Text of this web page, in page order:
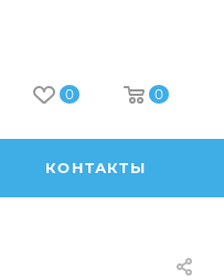
0 0
КОНТАКТЫ